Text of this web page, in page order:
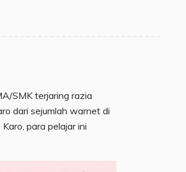
SMK terjaring razia
dari sejumlah warnet di
para pelajar ini